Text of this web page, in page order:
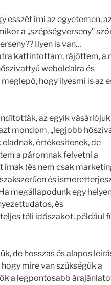
esszét írni az egyetemen,
a „szépségverseny”
Ilyen is van…
kattintottam, rájöttem, a
weboldalra és
hogy ilyesmi is az
az egyik
mondom, „legjobb
értékesítenek, de
a páromnak felvetni a
(és nem csak
és
megállapodunk egy
és
téli időszakot, például
de hosszas és alapos
mire van szükségük a
a legpontosabb